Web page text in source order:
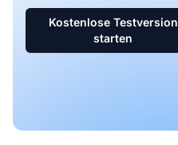
Kostenlose Testversion
starten